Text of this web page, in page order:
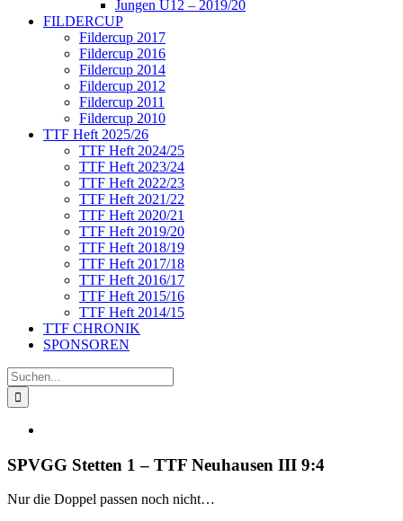
Jungen U12 – 2019/20
FILDERCUP
Fildercup 2017
Fildercup 2016
Fildercup 2014
Fildercup 2012
Fildercup 2011
Fildercup 2010
TTF Heft 2025/26
TTF Heft 2024/25
TTF Heft 2023/24
TTF Heft 2022/23
TTF Heft 2021/22
TTF Heft 2020/21
TTF Heft 2019/20
TTF Heft 2018/19
TTF Heft 2017/18
TTF Heft 2016/17
TTF Heft 2015/16
TTF Heft 2014/15
TTF CHRONIK
SPONSOREN
Suche
nach:
SPVGG Stetten 1 – TTF Neuhausen III 9:4
Nur die Doppel passen noch nicht…